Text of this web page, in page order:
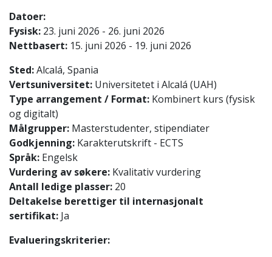
Datoer:
Fysisk: 23. juni 2026 - 26. juni 2026
Nettbasert: 15. juni 2026 - 19. juni 2026
Sted:Alcalá, Spania
Vertsuniversitet: Universitetet i Alcalá (UAH)
Type arrangement / Format: Kombinert kurs (fysisk
og digitalt)
Målgrupper: Masterstudenter, stipendiater
Godkjenning: Karakterutskrift - ECTS
Språk: Engelsk
Vurdering av søkere: Kvalitativ vurdering
Antall ledige plasser: 20
Deltakelse berettiger til internasjonalt
sertifikat: Ja
Evalueringskriterier: